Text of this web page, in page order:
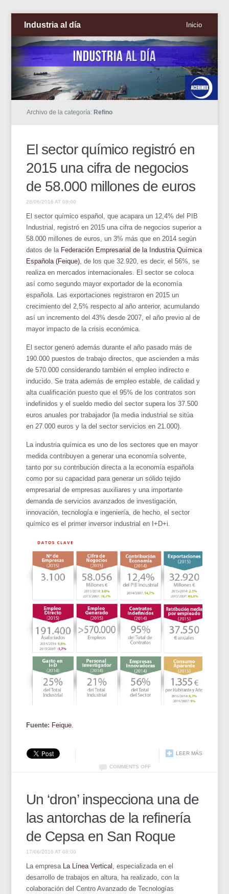
Industria al día Inicio
Archivo de la categoría:Refino
El sector químico registró en
2015 una cifra de negocios
de 58.000 millones de euros
28/06/2016 AT 08:00
El sector químico español, que acapara un 12,4% del PIB
Industrial, registró en 2015 una cifra de negocios superior a
58.000 millones de euros, un 3% más que en 2014 según
datos de la Federación Empresarial de la Industria Química
Española (Feique) , de los que 32.920, es decir, el 56%, se
realiza en mercados internacionales. El sector se coloca
así como segundo mayor exportador de la economía
española. Las exportaciones registraron en 2015 un
crecimiento del 2,5% respecto al año anterior, acumulando
así un incremento del 43% desde 2007, el año previo al de
mayor impacto de la crisis económica.
El sector generó además durante el año pasado más de
190.000 puestos de trabajo directos, que ascienden a más
de 570.000 considerando también el empleo indirecto e
inducido. Se trata además de empleo estable, de calidad y
alta cualificación puesto que el 95% de los contratos son
indefinidos y el sueldo medio del sector supera los 37.500
euros anuales por trabajador (la media industrial se sitúa
en 27.000 euros y la del sector servicios en 21.000).
La industria química es uno de los sectores que en mayor
medida contribuyen a generar una economía solvente,
tanto por su contribución directa a la economía española
como por su capacidad para generar un sólido tejido
empresarial de empresas auxiliares y una importante
demanda de servicios avanzados de investigación,
innovación, tecnología e ingeniería, de hecho, el sector
químico es el primer inversor industrial en I+D+i.
Fuente: Feique
LEER MÁS
COMMENTS OFF
Un ‘dron’ inspecciona una de
las antorchas de la refinería
de Cepsa en San Roque
17/06/2016 AT 08:00
La empresa La Línea Vertical , especializada en el
desarrollo de trabajos en altura, ha realizado, con la
colaboración del Centro Avanzado de Tecnologías